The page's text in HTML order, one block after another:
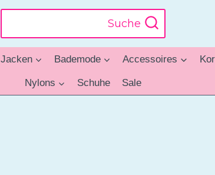
Suche
Jacken Bademode Accessoires
Nylons Schuhe Sale